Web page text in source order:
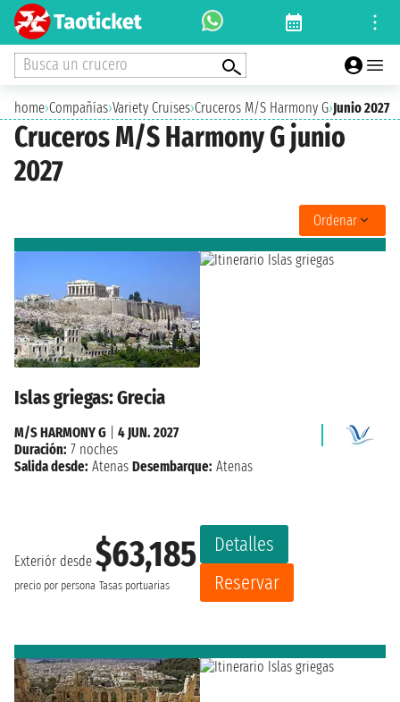
Busca un crucero
home›Compañías›Variety Cruises›Cruceros M/S Harmony G›Junio 2027
Cruceros M/S Harmony G junio
2027
Ordenar
Islas griegas: Grecia
Exteriór desde $63,185
precio por persona Tasas portuarias
Detalles
Reservar
M/S HARMONY G
4 JUN. 2027
Duración: 7 noches
Salida desde: Atenas Desembarque: Atenas